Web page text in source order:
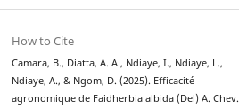
How to Cite
Camara, B., Diatta, A. A., Ndiaye, I., Ndiaye, L.,
Ndiaye, A., & Ngom, D. (2025). Efficacité
agronomique de Faidherbia albida (Del) A. Chev.